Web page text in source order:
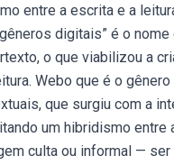
entre a escrita e a
digitais” é o
o que viabilizou a
Webo que é o
que surgiu com a
um hibridismo
culta ou informal —